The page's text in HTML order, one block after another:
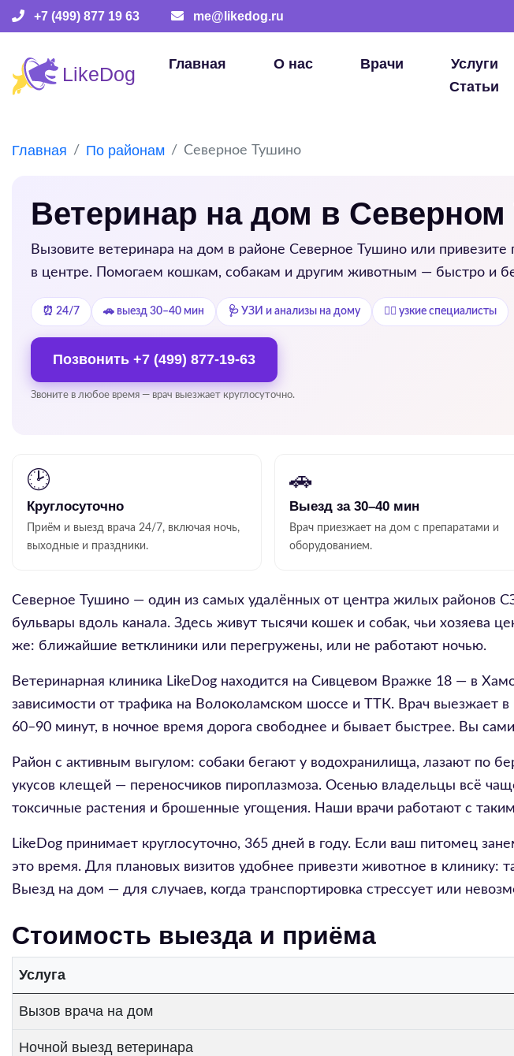
+7 (499) 877 19 63 me@likedog.ru
Главная О нас Врачи Услуги
Статьи
Главная По районам Северное Тушино
Ветеринар на дом в
Вызовите ветеринара на дом в районе Северное Тушино или привезите
в центре. Помогаем кошкам, собакам и другим животным — быстро и
⏰ 24/7 🚗 выезд 30–40 мин 🩺 УЗИ и анализы на дому 👨‍⚕️ узкие специалисты
Позвонить +7 (499) 877-19-63
Звоните в любое время — врач выезжает круглосуточно.
🕑
Круглосуточно
Приём и выезд врача 24/7, включая ночь,
выходные и праздники.
🚗
Выезд за 30–40 мин
Врач приезжает на дом с препаратами и
оборудованием.
Северное Тушино — один из самых удалённых от центра жилых
бульвары вдоль канала. Здесь живут тысячи кошек и собак, чьи хозяева
же: ближайшие ветклиники или перегружены, или не работают ночью.
Ветеринарная клиника LikeDog находится на Сивцевом Вражке 18 — в
зависимости от трафика на Волоколамском шоссе и ТТК. Врач выезжает
60–90 минут, в ночное время дорога свободнее и бывает быстрее. Вы
Район с активным выгулом: собаки бегают у водохранилища, лазают по
укусов клещей — переносчиков пироплазмоза. Осенью владельцы всё
токсичные растения и брошенные угощения. Наши врачи работают с
LikeDog принимает круглосуточно, 365 дней в году. Если ваш питомец
это время. Для плановых визитов удобнее привезти животное в
Выезд на дом — для случаев, когда транспортировка стрессует или
Стоимость выезда и приёма
Услуга
Вызов врача на дом
Ночной выезд ветеринара